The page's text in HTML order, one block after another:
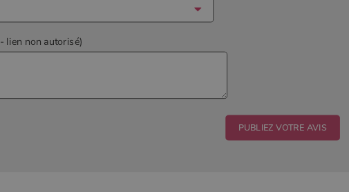
- lien non autorisé)